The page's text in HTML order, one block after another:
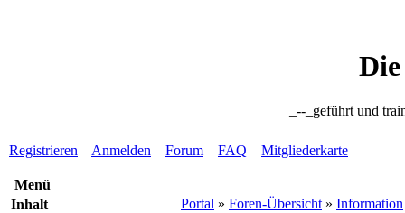
_--_geführt und
Registrieren Anmelden Forum FAQ Mitgliederkarte
Menü
Inhalt
Portal » Foren-Übersicht » Information